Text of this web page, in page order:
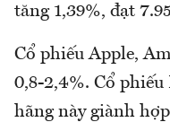
tăng 1,39%, đạt
Cổ phiếu Apple,
0,8-2,4%. Cổ
hãng này giành